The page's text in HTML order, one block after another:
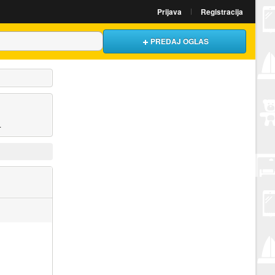
Prijava Registracija
PREDAJ OGLAS